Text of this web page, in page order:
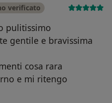
verificato
pulitissimo
gentile e bravissima
cosa rara
e mi ritengo